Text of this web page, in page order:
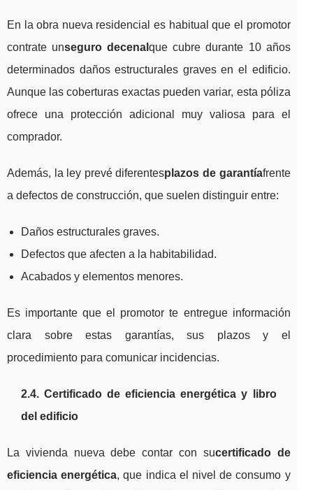
En la obra nueva residencial es habitual que el promotor
contrate unseguro decenalque cubre durante 10 años
determinados daños estructurales graves en el edificio.
Aunque las coberturas exactas pueden variar, esta póliza
ofrece una protección adicional muy valiosa para el
comprador.
Además, la ley prevé diferentesplazos de garantíafrente
a defectos de construcción, que suelen distinguir entre:
Daños estructurales graves.
Defectos que afecten a la habitabilidad.
Acabados y elementos menores.
Es importante que el promotor te entregue información
clara sobre estas garantías, sus plazos y el
procedimiento para comunicar incidencias.
2.4. Certificado de eficiencia energética y libro
del edificio
La vivienda nueva debe contar con sucertificado de
eficiencia energética, que indica el nivel de consumo y